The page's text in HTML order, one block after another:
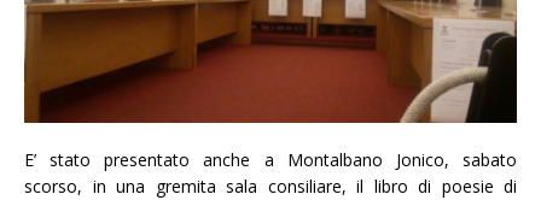
E’ stato presentato anche a Montalbano Jonico, sabato
scorso, in una gremita sala consiliare, il libro di poesie di